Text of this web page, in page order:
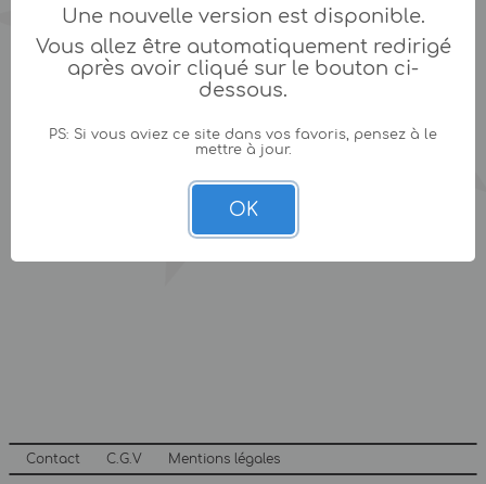
Contact C.G.V Mentions légales
Une nouvelle version est disponible.
Vous allez être automatiquement redirigé
après avoir cliqué sur le bouton ci-
dessous.
PS: Si vous aviez ce site dans vos favoris, pensez à le
mettre à jour.
OK